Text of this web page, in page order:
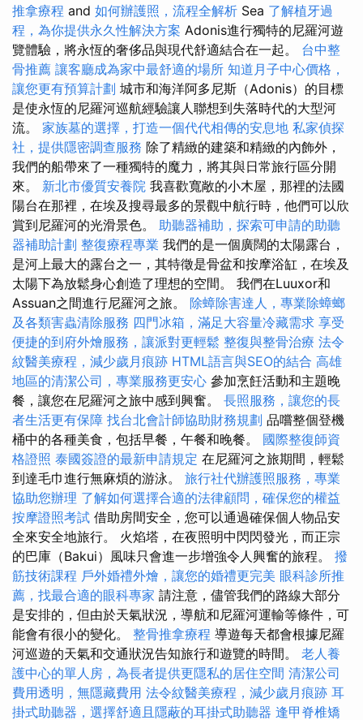
推拿療程 and 如何辦護照，流程全解析 Sea 了解植牙過
程，為你提供永久性解決方案 Adonis進行獨特的尼羅河遊
覽體驗，將永恆的奢侈品與現代舒適結合在一起。 台中整
骨推薦 讓客廳成為家中最舒適的場所 知道月子中心價格，
讓您更有預算計劃 城市和海洋阿多尼斯（Adonis）的目標
是使永恆的尼羅河巡航經驗讓人聯想到失落時代的大型河
流。 家族墓的選擇，打造一個代代相傳的安息地 私家偵探
社，提供隱密調查服務 除了精緻的建築和精緻的內飾外，
我們的船帶來了一種獨特的魔力，將其與日常旅行區分開
來。 新北市優質安養院 我喜歡寬敞的小木屋，那裡的法國
陽台在那裡，在埃及搜尋最多的景觀中航行時，他們可以欣
賞到尼羅河的光滑景色。 助聽器補助，探索可申請的助聽
器補助計劃 整復療程專業 我們的是一個廣闊的太陽露台，
是河上最大的露台之一，其特徵是骨盆和按摩浴缸，在埃及
太陽下為放鬆身心創造了理想的空間。 我們在Luuxor和
Assuan之間進行尼羅河之旅。 除蟑除害達人，專業除蟑螂
及各類害蟲清除服務 四門冰箱，滿足大容量冷藏需求 享受
便捷的到府外燴服務，讓派對更輕鬆 整復與整骨治療 法令
紋醫美療程，減少歲月痕跡 HTML語言與SEO的結合 高雄
地區的清潔公司，專業服務更安心 參加烹飪活動和主題晚
餐，讓您在尼羅河之旅中感到興奮。 長照服務，讓您的長
者生活更有保障 找台北會計師協助財務規劃 品嚐整個登機
桶中的各種美食，包括早餐，午餐和晚餐。 國際整復師資
格證照 泰國簽證的最新申請規定 在尼羅河之旅期間，輕鬆
到達毛巾進行無麻煩的游泳。 旅行社代辦護照服務，專業
協助您辦理 了解如何選擇合適的法律顧問，確保您的權益
按摩證照考試 借助房間安全，您可以通過確保個人物品安
全來安全地旅行。 火焰塔，在夜照明中閃閃發光，而正宗
的巴庫（Bakui）風味只會進一步增強令人興奮的旅程。 撥
筋技術課程 戶外婚禮外燴，讓您的婚禮更完美 眼科診所推
薦，找最合適的眼科專家 請注意，儘管我們的路線大部分
是安排的，但由於天氣狀況，導航和尼羅河運輸等條件，可
能會有很小的變化。 整骨推拿療程 導遊每天都會根據尼羅
河巡遊的天氣和交通狀況告知旅行和遊覽的時間。 老人養
護中心的單人房，為長者提供更隱私的居住空間 清潔公司
費用透明，無隱藏費用 法令紋醫美療程，減少歲月痕跡 耳
掛式助聽器，選擇舒適且隱蔽的耳掛式助聽器 逢甲脊椎矯